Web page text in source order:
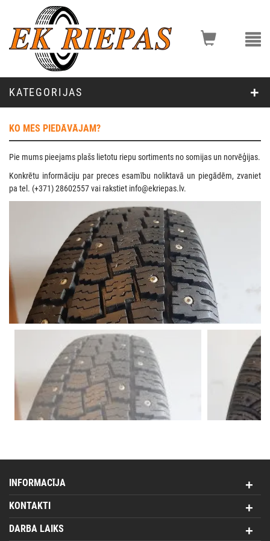
KATEGORIJAS
KO MĒS PIEDĀVĀJAM?
Pie mums pieejams plašs lietotu riepu sortiments no somijas un norvēģijas.
Konkrētu informāciju par preces esamību noliktavā un piegādēm, zvaniet
pa tel. (+371) 28602557 vai rakstiet info@ekriepas.lv.
INFORMACĪJA
KONTAKTI
DARBA LAIKS